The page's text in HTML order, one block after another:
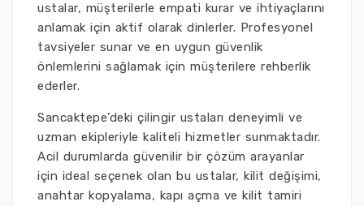
ustalar, müşterilerle empati kurar ve ihtiyaçlarını
anlamak için aktif olarak dinlerler. Profesyonel
tavsiyeler sunar ve en uygun güvenlik
önlemlerini sağlamak için müşterilere rehberlik
ederler.
Sancaktepe’deki çilingir ustaları deneyimli ve
uzman ekipleriyle kaliteli hizmetler sunmaktadır.
Acil durumlarda güvenilir bir çözüm arayanlar
için ideal seçenek olan bu ustalar, kilit değişimi,
anahtar kopyalama, kapı açma ve kilit tamiri